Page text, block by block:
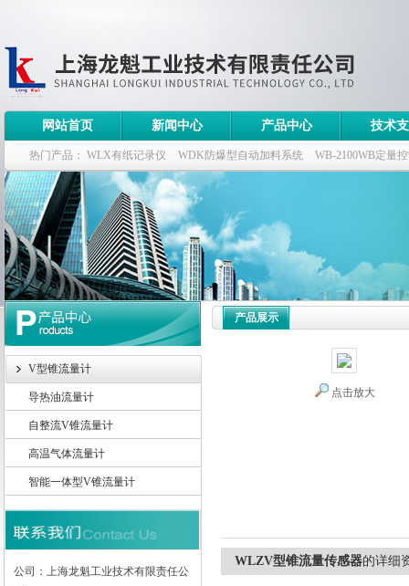
上海龙魁工业技术有限责任公司
网站首页 新闻中心 产品中心 技术
热门产品： WLX有纸记录仪 WDK防爆型自动加料系统 WB-2100WB定量
WDK流量定量控制柜 WB-2100定量装车控制仪
V型锥流量计
导热油流量计
自整流V锥流量计
高温气体流量计
智能一体型V锥流量计
公司：上海龙魁工业技术有限责任公
产品展示
点击放大
WLZV型锥流量传感器的详细